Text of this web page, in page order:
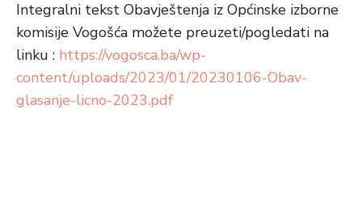
Integralni tekst Obavještenja iz Općinske izborne
komisije Vogošća možete preuzeti/pogledati na
linku : https://vogosca.ba/wp-
content/uploads/2023/01/20230106-Obav-
glasanje-licno-2023.pdf